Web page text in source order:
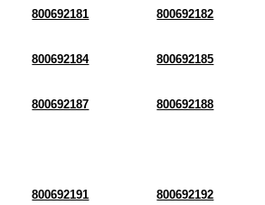
800692181 800692182
800692184 800692185
800692187 800692188
800692191 800692192